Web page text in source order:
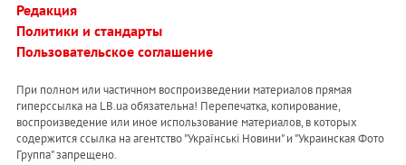
Редакция
Политики и стандарты
Пользовательское соглашение
При полном или частичном воспроизведении материалов прямая
гиперссылка на LB.ua обязательна! Перепечатка, копирование,
воспроизведение или иное использование материалов, в которых
содержится ссылка на агентство "Українськi Новини" и "Украинская Фото
Группа" запрещено.